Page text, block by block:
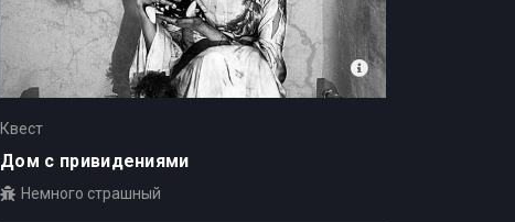
Квест
Дом с привидениями
Немного страшный